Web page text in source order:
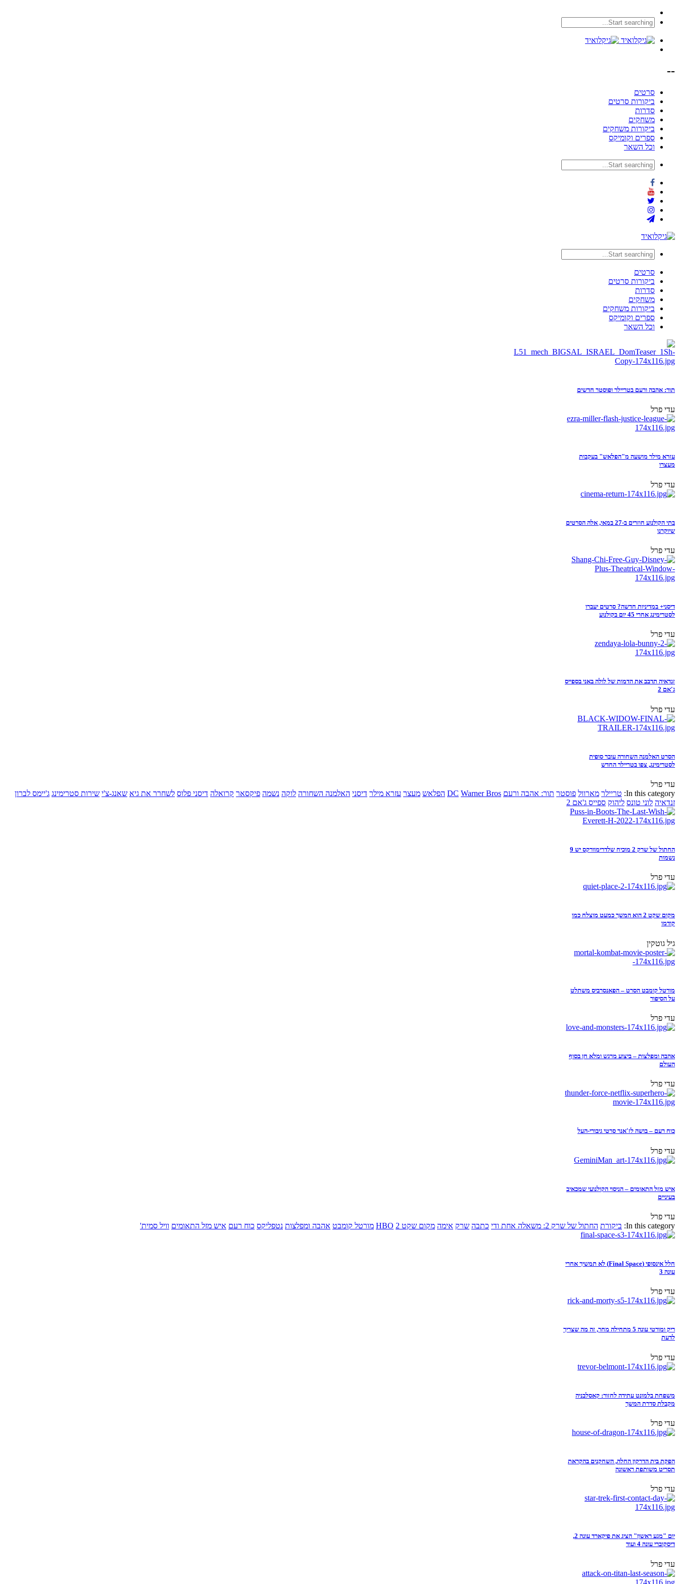
--
סרטים
ביקורות סרטים
סדרות
משחקים
ביקורות משחקים
ספרים וקומיקס
וכל השאר
סרטים
ביקורות סרטים
סדרות
משחקים
ביקורות משחקים
ספרים וקומיקס
וכל השאר
תור: אהבה ורעם בטריילר ופוסטר חדשים
עדי פרל
עזרא מילר מושעה מ"הפלאש" בעקבות
מעצרו
עדי פרל
בתי הקולנוע חוזרים ב-27 במאי, אלה הסרטים
שיוקרנו
עדי פרל
דיסני+ במדיניות חדשה? סרטים יעברו
לסטרימינג אחרי 45 יום בקולנוע
עדי פרל
זנדאיה תדבב את הדמות של לולה באני בספייס
ג'אם 2
עדי פרל
הסרט האלמנה השחורה עובר סופית
לסטרימינג, צפו בטריילר החדש
עדי פרל
In this category: טריילר מארוול פוסטר תור: אהבה ורעם DC Warner Bros הפלאש מעצר עזרא מילר דיסני האלמנה השחורה לוקה נשמה פיקסאר קרואלה דיסני פלוס לשחרר את גיא שאנג-צ'י שירות סטרימינג ג'יימס לברון
זנדאיה לוני טונס ליהוק ספייס ג'אם 2
החתול של שרק 2 מוכיח שלדרימוורקס יש 9
נשמות
עדי פרל
מקום שקט 2 הוא המשך כמעט מוצלח כמו
קודמו
גיל גוטקין
מורטל קומבט הסרט – הפאנסרביס משתלט
על הסיפור
עדי פרל
אהבה ומפלצות – ביצוע מרגש ומלא חן בסוף
העולם
עדי פרל
כוח רעם – בושה לז'אנר סרטי גיבורי-העל
עדי פרל
איש מזל התאומים – הניסוי הקולנועי שמכאיב
בעיניים
עדי פרל
In this category: ביקורת החתול של שרק 2: משאלה אחת ודי כתבה שרק אימה מקום שקט 2 HBO מורטל קומבט אהבה ומפלצות נטפליקס כוח רעם איש מזל התאומים וויל סמית'
חלל אינסופי (Final Space) לא תמשיך אחרי
עונה 3
עדי פרל
ריק ומורטי עונה 5 מתחילה מחר, זה מה שצריך
לדעת
עדי פרל
משפחת בלמונט עתידה לחזור: קאסלבניה
מקבלת סדרת המשך
עדי פרל
הפקת בית הדרקון החלה, השחקנים בהקראת
תסריט משותפת ראשונה
עדי פרל
יום "מגע ראשון" הציג את פיקארד עונה 2,
דיסקוברי עונה 4 ועוד
עדי פרל